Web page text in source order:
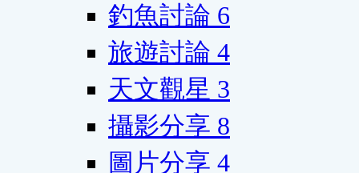
釣魚討論 6
旅遊討論 4
天文觀星 3
攝影分享 8
圖片分享 4